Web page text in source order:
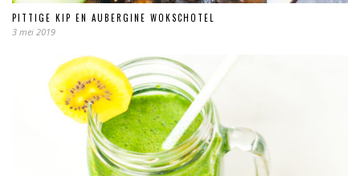
PITTIGE KIP EN AUBERGINE WOKSCHOTEL
3 mei 2019